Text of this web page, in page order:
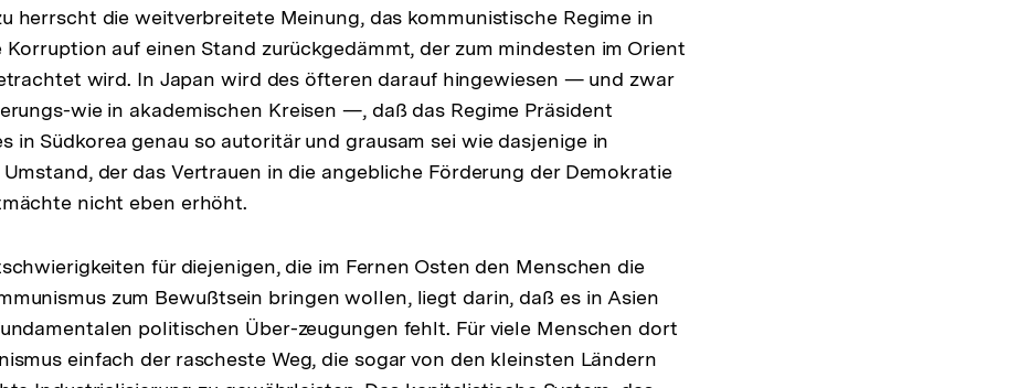
herrscht die weitverbreitete Meinung, das kommunistische Regime in
Korruption auf einen Stand zurückgedämmt, der zum mindesten im Orient
wird. In Japan wird des öfteren darauf hingewiesen — und zwar
wie in akademischen Kreisen —, daß das Regime Präsident
in Südkorea genau so autoritär und grausam sei wie dasjenige in
der das Vertrauen in die angebliche Förderung der Demokratie
nicht eben erhöht.
für diejenigen, die im Fernen Osten den Menschen die
zum Bewußtsein bringen wollen, liegt darin, daß es in Asien
politischen Über-zeugungen fehlt. Für viele Menschen dort
einfach der rascheste Weg, die sogar von den kleinsten Ländern